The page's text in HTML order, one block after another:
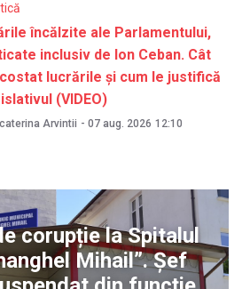
încălzite ale Parlamentului,
inclusiv de Ion Ceban. Cât
lucrările și cum le justifică
(VIDEO)
Arvintii - 07 aug. 2026 12:10
corupție la Spitalul
Mihail”. Șef